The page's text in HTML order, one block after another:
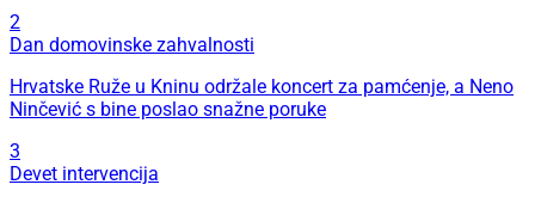
2
Dan domovinske zahvalnosti
Hrvatske Ruže u Kninu održale koncert za pamćenje, a Neno
Ninčević s bine poslao snažne poruke
3
Devet intervencija